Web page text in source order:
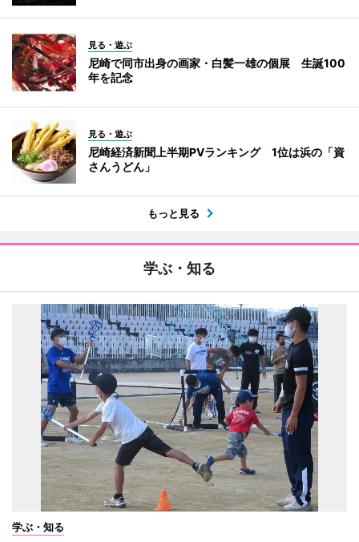
見る・遊ぶ
尼崎で同市出身の画家・白髪一雄の個展 生誕100
年を記念
見る・遊ぶ
尼崎経済新聞上半期PVランキング 1位は浜の「資
さんうどん」
もっと見る
学ぶ・知る
学ぶ・知る